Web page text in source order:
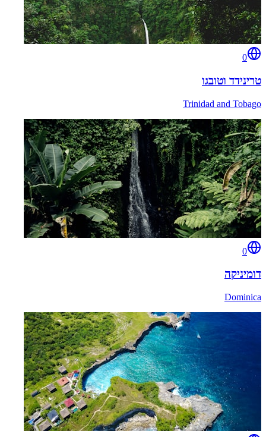
0
טרינידד וטובגו
Trinidad and Tobago
0
דומיניקה
Dominica